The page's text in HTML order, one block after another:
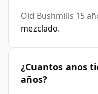
Old Bushmills 15
mezclado.
¿Cuantos anos
años?